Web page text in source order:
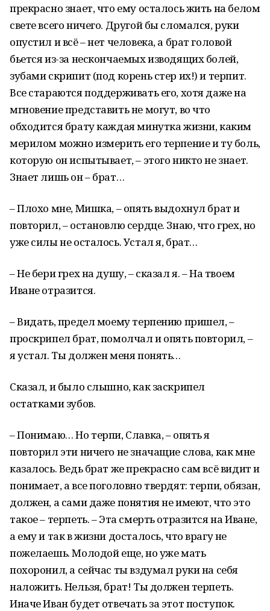
прекрасно знает, что ему осталось жить на белом
свете всего ничего. Другой бы сломался, руки
опустил и всё – нет человека, а брат головой
бьется из-за нескончаемых изводящих болей,
зубами скрипит (под корень стер их!) и терпит.
Все стараются поддерживать его, хотя даже на
мгновение представить не могут, во что
обходится брату каждая минутка жизни, каким
мерилом можно измерить его терпение и ту боль,
которую он испытывает, – этого никто не знает.
Знает лишь он – брат…
– Плохо мне, Мишка, – опять выдохнул брат и
повторил, – остановлю сердце. Знаю, что грех, но
уже силы не осталось. Устал я, брат…
– Не бери грех на душу, – сказал я. – На твоем
Иване отразится.
– Видать, предел моему терпению пришел, –
проскрипел брат, помолчал и опять повторил, –
я устал. Ты должен меня понять…
Сказал, и было слышно, как заскрипел
остатками зубов.
– Понимаю… Но терпи, Славка, – опять я
повторил эти ничего не значащие слова, как мне
казалось. Ведь брат же прекрасно сам всё видит и
понимает, а все поголовно твердят: терпи, обязан,
должен, а сами даже понятия не имеют, что это
такое – терпеть. – Эта смерть отразится на Иване,
а ему и так в жизни досталось, что врагу не
пожелаешь. Молодой еще, но уже мать
похоронил, а сейчас ты вздумал руки на себя
наложить. Нельзя, брат! Ты должен терпеть.
Иначе Иван будет отвечать за этот поступок.